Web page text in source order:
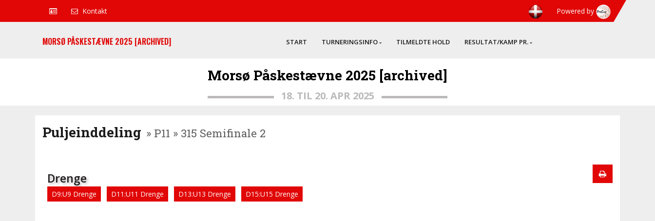
Kontakt Powered by
MORSØ PÅSKESTÆVNE 2025 [ARCHIVED] START TURNERINGSINFO TILMELDTE HOLD RESULTAT/KAMP PR.
Morsø Påskestævne 2025 [archived]
18. TIL 20. APR 2025
Puljeinddeling » P11 » 315 Semifinale 2
Drenge
D9:U9 Drenge D11:U11 Drenge D13:U13 Drenge D15:U15 Drenge